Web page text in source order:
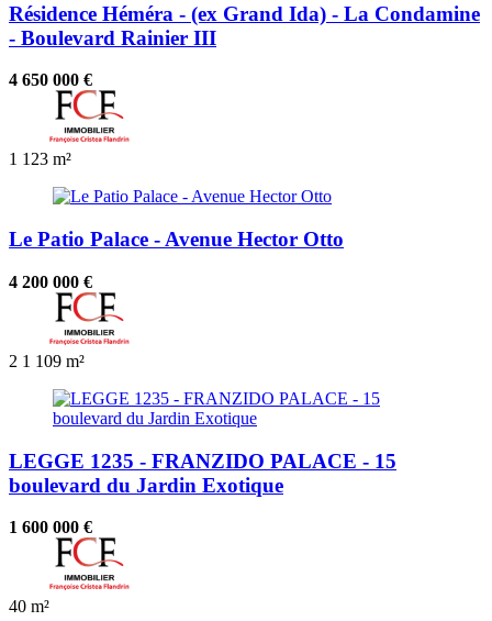
Résidence Héméra - (ex Grand Ida) - La Condamine
- Boulevard Rainier III
4 650 000 €
1 123 m²
Le Patio Palace - Avenue Hector Otto
4 200 000 €
2 1 109 m²
LEGGE 1235 - FRANZIDO PALACE - 15
boulevard du Jardin Exotique
1 600 000 €
40 m²